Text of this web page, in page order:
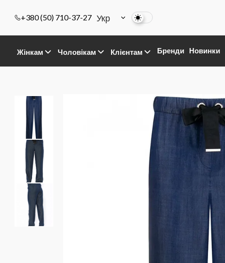
+380 (50) 710-37-27 Укр
Жінкам Чоловікам Клієнтам Бренди Новинки